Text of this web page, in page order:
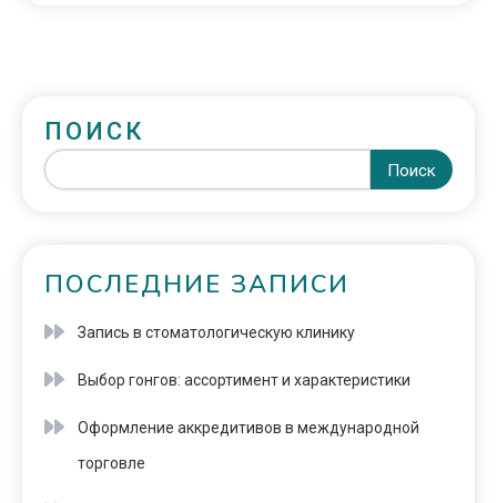
ПОИСК
Поиск
ПОСЛЕДНИЕ ЗАПИСИ
Запись в стоматологическую клинику
Выбор гонгов: ассортимент и характеристики
Оформление аккредитивов в международной
торговле